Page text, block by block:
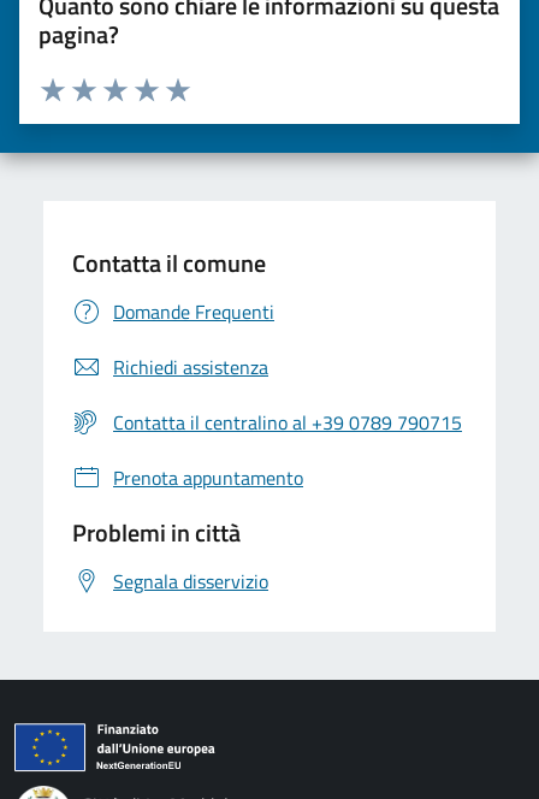
pagina?
Valuta da 1 a 5 stelle la pagina
Valuta 5 stelle su 5
Valuta 4 stelle su 5
Valuta 3 stelle su 5
Valuta 2 stelle su 5
Valuta una stella su 5
Contatta il comune
Domande Frequenti
Richiedi assistenza
Contatta il centralino al +39 0789 790715
Prenota appuntamento
Problemi in città
Segnala disservizio